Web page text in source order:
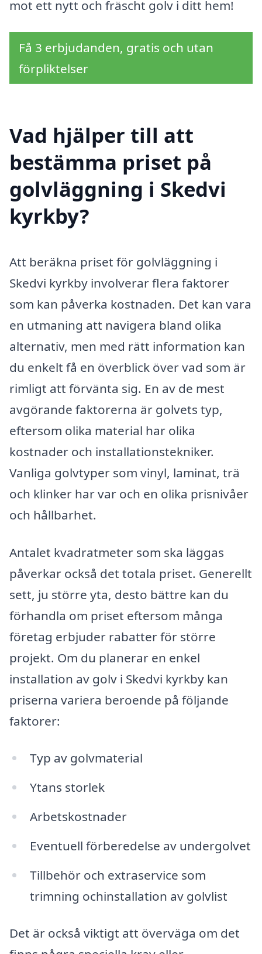
mot ett nytt och fräscht golv i ditt hem!
Få 3 erbjudanden, gratis och utan
förpliktelser
Vad hjälper till att
bestämma priset på
golvläggning i Skedvi
kyrkby?
Att beräkna priset för golvläggning i
Skedvi kyrkby involverar flera faktorer
som kan påverka kostnaden. Det kan vara
en utmaning att navigera bland olika
alternativ, men med rätt information kan
du enkelt få en överblick över vad som är
rimligt att förvänta sig. En av de mest
avgörande faktorerna är golvets typ,
eftersom olika material har olika
kostnader och installationstekniker.
Vanliga golvtyper som vinyl, laminat, trä
och klinker har var och en olika prisnivåer
och hållbarhet.
Antalet kvadratmeter som ska läggas
påverkar också det totala priset. Generellt
sett, ju större yta, desto bättre kan du
förhandla om priset eftersom många
företag erbjuder rabatter för större
projekt. Om du planerar en enkel
installation av golv i Skedvi kyrkby kan
priserna variera beroende på följande
faktorer:
Typ av golvmaterial
Ytans storlek
Arbetskostnader
Eventuell förberedelse av undergolvet
Tillbehör och extraservice som
trimning ochinstallation av golvlist
Det är också viktigt att överväga om det